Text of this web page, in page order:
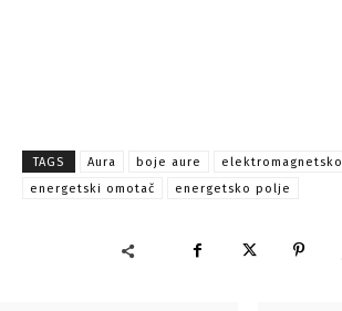
TAGS Aura boje aure
elektromagnetsko
energetski omotač
energetsko polje